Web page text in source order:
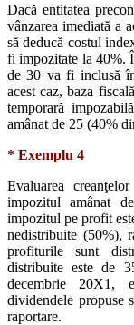
Dacă entitatea
vânzarea imediată a
să deducă costul
fi impozitate la 40%.
de 30 va fi inclusă
acest caz, baza
temporară
amânat de 25 (40%
* Exemplu 4
Evaluarea
impozitul amânat
impozitul pe profit
nedistribuite (50%),
profiturile sunt
distribuite este de
decembrie 20X1,
dividendele propuse
raportare.